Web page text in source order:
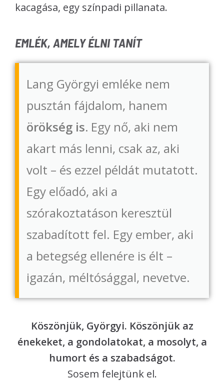
kacagása, egy színpadi pillanata.
EMLÉK, AMELY ÉLNI TANÍT
Lang Györgyi emléke nem
pusztán fájdalom, hanem
örökség is. Egy nő, aki nem
akart más lenni, csak az, aki
volt – és ezzel példát mutatott.
Egy előadó, aki a
szórakoztatáson keresztül
szabadított fel. Egy ember, aki
a betegség ellenére is élt –
igazán, méltósággal, nevetve.
Köszönjük, Györgyi. Köszönjük az
énekeket, a gondolatokat, a mosolyt, a
humort és a szabadságot.
Sosem felejtünk el.